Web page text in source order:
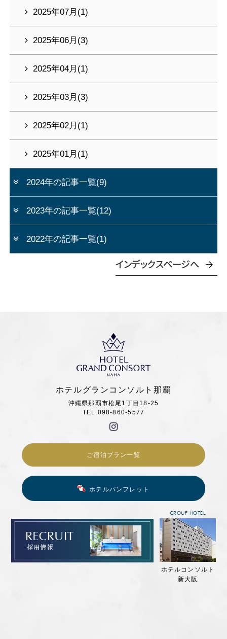
2025年07月(1)
2025年06月(3)
2025年04月(1)
2025年03月(3)
2025年02月(1)
2025年01月(1)
2024年の記事一覧(9)
2023年の記事一覧(12)
2022年の記事一覧(1)
インデックスページへ
ホテルグランコンソルト那覇
沖縄県那覇市松尾1丁目18-25
TEL.098-860-5577
ご宿泊プラン一覧
ホテルパンフレット
GROUP HOTEL
ホテルコンソルト
新大阪